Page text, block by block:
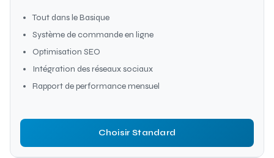
Tout dans le Basique
Système de commande en ligne
Optimisation SEO
Intégration des réseaux sociaux
Rapport de performance mensuel
Choisir Standard